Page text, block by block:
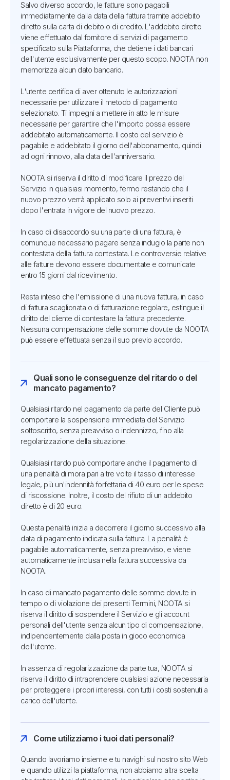
Salvo diverso accordo, le fatture sono pagabili
immediatamente dalla data della fattura tramite addebito
diretto sulla carta di debito o di credito. L'addebito diretto
viene effettuato dal fornitore di servizi di pagamento
specificato sulla Piattaforma, che detiene i dati bancari
dell'utente esclusivamente per questo scopo. NOOTA non
memorizza alcun dato bancario.
L'utente certifica di aver ottenuto le autorizzazioni
necessarie per utilizzare il metodo di pagamento
selezionato. Ti impegni a mettere in atto le misure
necessarie per garantire che l'importo possa essere
addebitato automaticamente. Il costo del servizio è
pagabile e addebitato il giorno dell'abbonamento, quindi
ad ogni rinnovo, alla data dell'anniversario.
NOOTA si riserva il diritto di modificare il prezzo del
Servizio in qualsiasi momento, fermo restando che il
nuovo prezzo verrà applicato solo ai preventivi inseriti
dopo l'entrata in vigore del nuovo prezzo.
In caso di disaccordo su una parte di una fattura, è
comunque necessario pagare senza indugio la parte non
contestata della fattura contestata. Le controversie relative
alle fatture devono essere documentate e comunicate
entro 15 giorni dal ricevimento.
Resta inteso che l'emissione di una nuova fattura, in caso
di fattura scaglionata o di fatturazione regolare, estingue il
diritto del cliente di contestare la fattura precedente.
Nessuna compensazione delle somme dovute da NOOTA
può essere effettuata senza il suo previo accordo.
Quali sono le conseguenze del ritardo o del
mancato pagamento?
Qualsiasi ritardo nel pagamento da parte del Cliente può
comportare la sospensione immediata del Servizio
sottoscritto, senza preavviso o indennizzo, fino alla
regolarizzazione della situazione.
Qualsiasi ritardo può comportare anche il pagamento di
una penalità di mora pari a tre volte il tasso di interesse
legale, più un'indennità forfettaria di 40 euro per le spese
di riscossione. Inoltre, il costo del rifiuto di un addebito
diretto è di 20 euro.
Questa penalità inizia a decorrere il giorno successivo alla
data di pagamento indicata sulla fattura. La penalità è
pagabile automaticamente, senza preavviso, e viene
automaticamente inclusa nella fattura successiva da
NOOTA.
In caso di mancato pagamento delle somme dovute in
tempo o di violazione dei presenti Termini, NOOTA si
riserva il diritto di sospendere il Servizio e gli account
personali dell'utente senza alcun tipo di compensazione,
indipendentemente dalla posta in gioco economica
dell'utente.
In assenza di regolarizzazione da parte tua, NOOTA si
riserva il diritto di intraprendere qualsiasi azione necessaria
per proteggere i propri interessi, con tutti i costi sostenuti a
carico dell'utente.
Come utilizziamo i tuoi dati personali?
Quando lavoriamo insieme e tu navighi sul nostro sito Web
e quando utilizzi la piattaforma, non abbiamo altra scelta